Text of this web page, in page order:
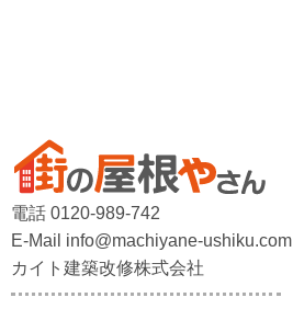
電話 0120-989-742
E-Mail info@machiyane-ushiku.com
カイト建築改修株式会社